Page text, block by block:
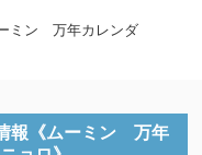
ミン 万年カレンダ
報《ムーミン 万年